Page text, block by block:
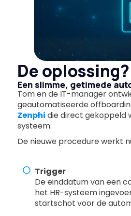
De oplossing?
Een slimme, getimede
Tom en de IT-manager
geautomatiseerde
Zenphi die direct gekoppeld
systeem.
De nieuwe procedure werkt
Trigger
De einddatum van een
het HR-systeem
startschot voor de